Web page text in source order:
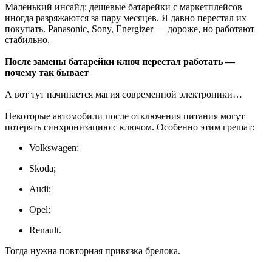
Маленький инсайд: дешевые батарейки с маркетплейсов
иногда разряжаются за пару месяцев. Я давно перестал их
покупать. Panasonic, Sony, Energizer — дороже, но работают
стабильно.
После замены батарейки ключ перестал работать —
почему так бывает
А вот тут начинается магия современной электроники…
Некоторые автомобили после отключения питания могут
потерять синхронизацию с ключом. Особенно этим грешат:
Volkswagen;
Skoda;
Audi;
Opel;
Renault.
Тогда нужна повторная привязка брелока.